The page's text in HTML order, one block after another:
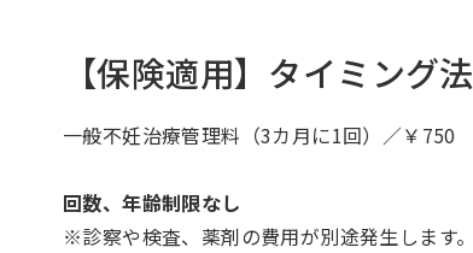
【保険適用】タイミング法
一般不妊治療管理料（3カ月に1回）／￥750
回数、年齢制限なし
※診察や検査、薬剤の費用が別途発生します。